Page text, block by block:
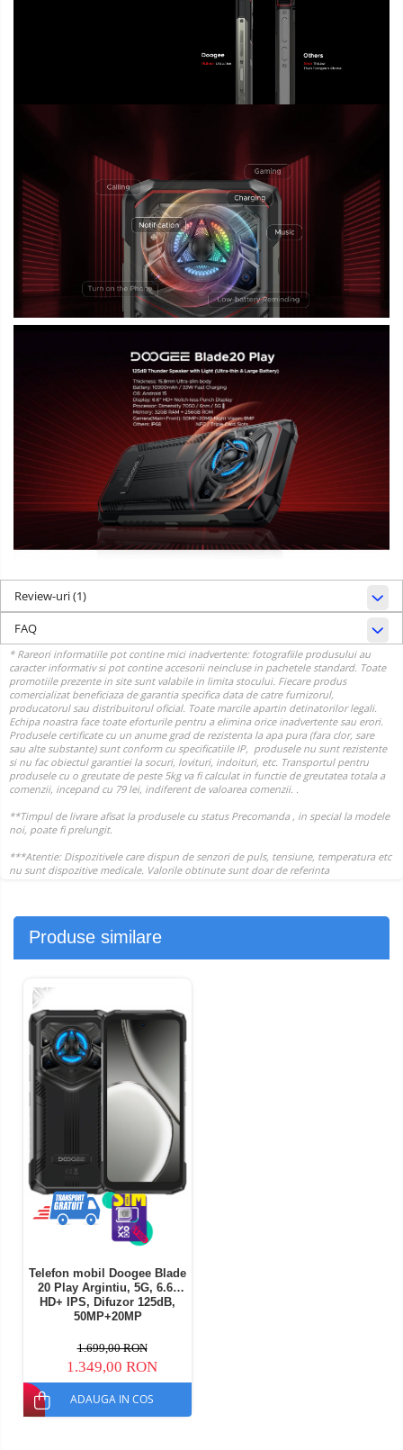
Review-uri(1)
FAQ
Produse similare
-21%
Telefon mobil Doogee Blade
20 Play Argintiu, 5G, 6.6"
HD+ IPS, Difuzor 125dB,
50MP+20MP
RAM(8GB+24GB extensibili),
256GB ROM, Android 15,
Dimensity 7050, 10300mAh,
1.699,00 RON
1.349,00 RON
ADAUGA IN COS